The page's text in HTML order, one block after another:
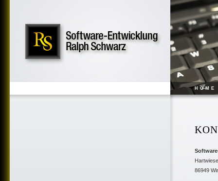
HOME
86949